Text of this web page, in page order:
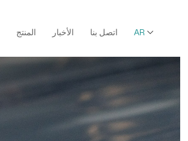
المنتج
فيلم Bopp فائق الشفافية
الأخبار اتصل بنا AR